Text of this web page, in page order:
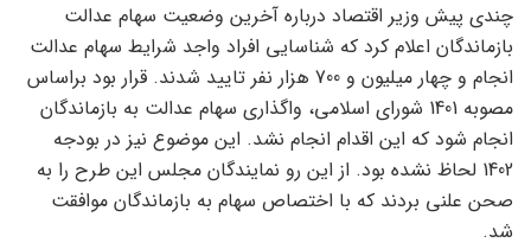
چندی پیش وزیر اقتصاد درباره آخرین وضعیت سهام عدالت
بازماندگان اعلام کرد که شناسایی افراد واجد شرایط سهام عدالت
انجام و چهار میلیون و 700 هزار نفر تایید شدند. قرار بود براساس
مصوبه 1401 شورای اسلامی، واگذاری سهام عدالت به بازماندگان
انجام شود که این اقدام انجام نشد. این موضوع نیز در بودجه
1402 لحاظ نشده بود. از این رو نمایندگان مجلس این طرح را به
صحن علنی بردند که با اختصاص سهام به بازماندگان موافقت
شد.